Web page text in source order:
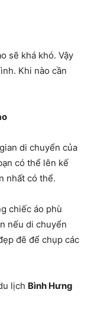
sẽ khá khó. Vậy
Khi nào cần
di chuyển của
có thể lên kế
nhất có thể.
chiếc áo phù
nếu di chuyển
đẽ để chụp các
lịch Bình Hưng